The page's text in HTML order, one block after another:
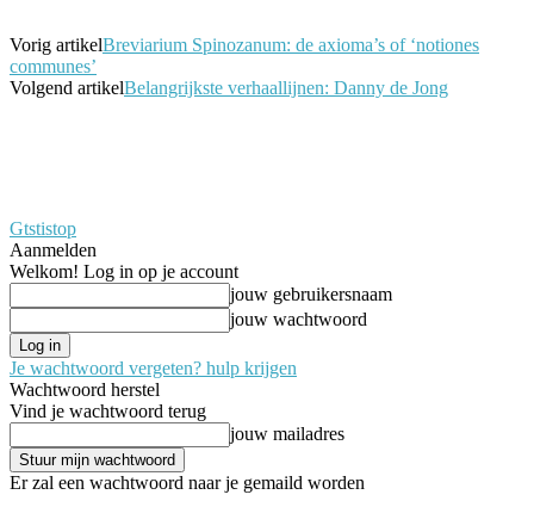
Vorig artikelBreviarium Spinozanum: de axioma’s of ‘notiones
communes’
Volgend artikelBelangrijkste verhaallijnen: Danny de Jong
Gtstistop
Aanmelden
Welkom! Log in op je account
jouw gebruikersnaam
jouw wachtwoord
Je wachtwoord vergeten? hulp krijgen
Wachtwoord herstel
Vind je wachtwoord terug
jouw mailadres
Er zal een wachtwoord naar je gemaild worden